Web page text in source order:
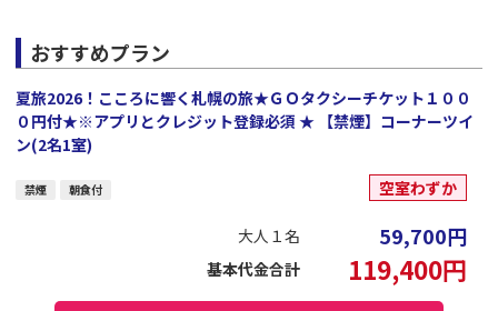
おすすめプラン
夏旅2026！こころに響く札幌の旅★ＧＯタクシーチケット１００
０円付★※アプリとクレジット登録必須 ★ 【禁煙】コーナーツイ
ン(2名1室)
禁煙 朝食付 空室わずか
大人１名 59,700円
基本代金合計 119,400円